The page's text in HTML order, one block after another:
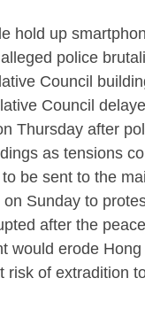
hold up
police
Council
Council
Thursday after
as tensions
be sent to the
Sunday to
after the
would erode Hong
risk of extradition